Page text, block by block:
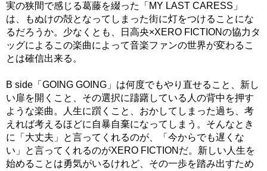
実の狭間で感じる葛藤を綴った「MY LAST CARESS」
は、もぬけの殻となってしまった街に灯をつけることにな
るだろうか。少なくとも、日高央×XERO FICTIONの協力タ
ッグによるこの楽曲によって音楽ファンの世界が変わるこ
とは確信出来る。
B side「GOING GOING」は何度でもやり直せること、新し
い扉を開くこと、その選択に躊躇している人の背中を押す
ような楽曲。人生に躓くこと、おかしてしまった過ち、考
えれば考えるほどに自暴自棄になってしまう。そんなとき
に「大丈夫」と言ってくれるのが、「今からでも遅くな
い」と言ってくれるのがXERO FICTIONだ。新しい人生を
始めることは勇気がいるけれど、その一歩を踏み出すため